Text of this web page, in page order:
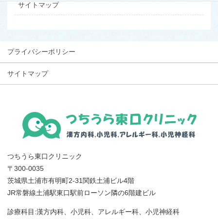
サイトマップ
プライバシーポリシー
サイトマップ
つちうら東口クリニック
〒300-0035
茨城県土浦市有明町2-31関鉄土浦ビル4階
JR常磐線土浦駅東口駅前ローソン隣の6階建ビル
診療科目:漢方内科、小児科、アレルギー科、小児神経科